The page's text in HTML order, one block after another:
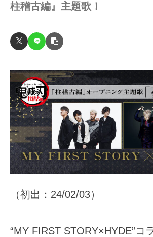
柱稽古編』主題歌！
（初出：24/02/03）
“MY FIRST STORY×HYDE”コ